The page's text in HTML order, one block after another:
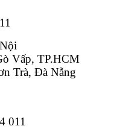
Minh
Đình, Hà Nội
Gò Vấp, TP.HCM
Đà Nẵng
011